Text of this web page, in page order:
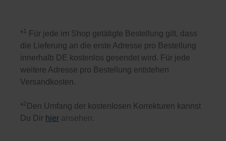
*1
Für jede im Shop getätigte Bestellung gilt, dass
die Lieferung an die erste Adresse pro Bestellung
innerhalb DE kostenlos gesendet wird. Für jede
weitere Adresse pro Bestellung entstehen
Versandkosten.
*2 Den Umfang der kostenlosen Korrekturen kannst
Du Dir hier ansehen.